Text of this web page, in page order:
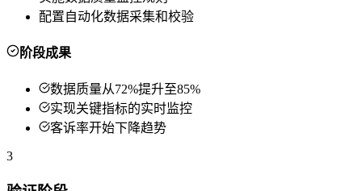
配置自动化数据采集和校验
阶段成果
数据质量从72%提升至85%
实现关键指标的实时监控
客诉率开始下降趋势
3